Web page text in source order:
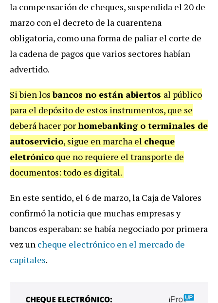
la compensación de cheques, suspendida el 20 de
marzo con el decreto de la cuarentena
obligatoria, como una forma de paliar el corte de
la cadena de pagos que varios sectores habían
advertido.
Si bien losbancos no están abiertos al público
para el depósito de estos instrumentos, que se
deberá hacer porhomebanking o terminales de
autoservicio, sigue en marcha el cheque
eletrónico que no requiere el transporte de
documentos: todo es digital.
En este sentido, el 6 de marzo, la Caja de Valores
confirmó la noticia que muchas empresas y
bancos esperaban: se había negociado por primera
vez un cheque electrónico en el mercado de
capitales.